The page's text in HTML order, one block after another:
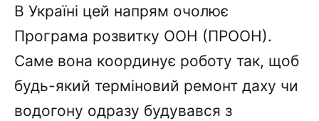
В Україні цей напрям очолює
Програма розвитку ООН (ПРООН).
Саме вона координує роботу так, щоб
будь-який терміновий ремонт даху чи
водогону одразу будувався з